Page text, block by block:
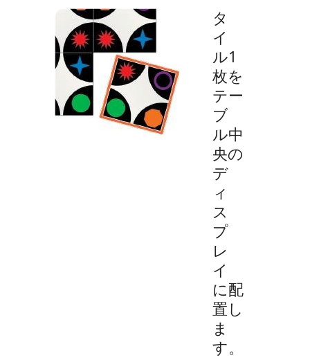
タ
イ
ル1
枚を
テー
ブ
ル中
央の
デ
ィ
ス
プ
レ
イ
に配
置し
ま
す。